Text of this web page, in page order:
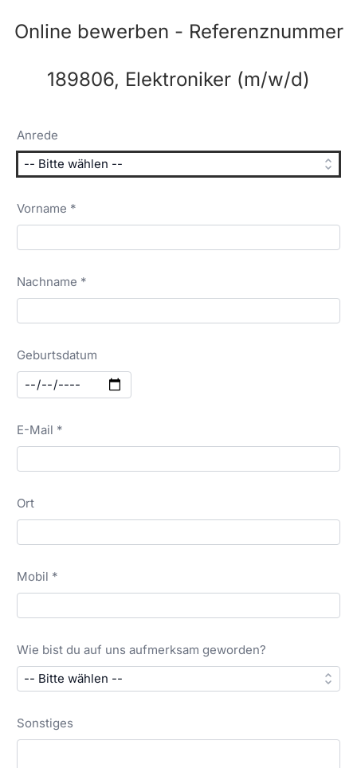
Online bewerben - Referenznummer
189806, Elektroniker (m/w/d)
Anrede
Vorname *
Nachname *
Geburtsdatum
E-Mail *
Ort
Mobil *
Wie bist du auf uns aufmerksam geworden?
Sonstiges